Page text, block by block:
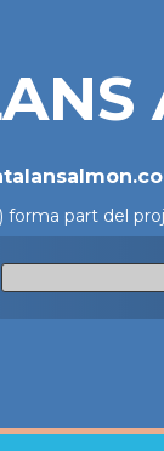
forma part del